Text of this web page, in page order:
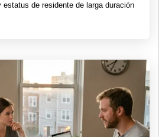
estatus de residente de larga duración